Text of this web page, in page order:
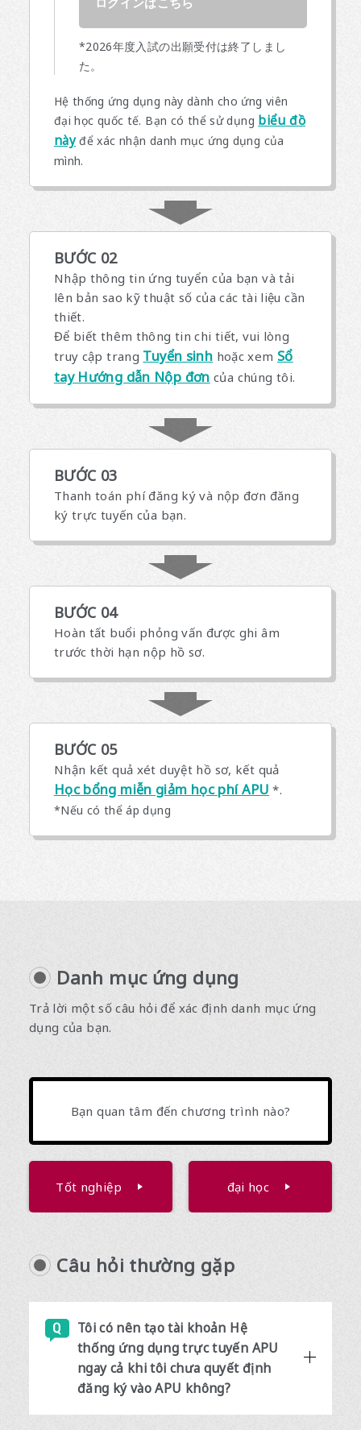
*2026年度入試の出願受付は終了しまし
た。
Hệ thống ứng dụng này dành cho ứng viên
đại học quốc tế. Bạn có thể sử dụng biểu đồ
nàyđể xác nhận danh mục ứng dụng của
mình.
BƯỚC 02
Nhập thông tin ứng tuyển của bạn và tải
lên bản sao kỹ thuật số của các tài liệu cần
thiết.
Để biết thêm thông tin chi tiết, vui lòng
truy cập trang Tuyển sinh hoặc xem Sổ
tay Hướng dẫn Nộp đơn của chúng tôi.
BƯỚC 03
Thanh toán phí đăng ký và nộp đơn đăng
ký trực tuyến của bạn.
BƯỚC 04
Hoàn tất buổi phỏng vấn được ghi âm
trước thời hạn nộp hồ sơ.
BƯỚC 05
Nhận kết quả xét duyệt hồ sơ, kết quả
Học bổng miễn giảm học phí APU *.
*Nếu có thể áp dụng
Danh mục ứng dụng
Trả lời một số câu hỏi để xác định danh mục ứng
dụng của bạn.
Bạn quan tâm đến chương trình nào?
Tốt nghiệp đại học
Câu hỏi thường gặp
Tôi có nên tạo tài khoản Hệ
thống ứng dụng trực tuyến APU
ngay cả khi tôi chưa quyết định
đăng ký vào APU không?